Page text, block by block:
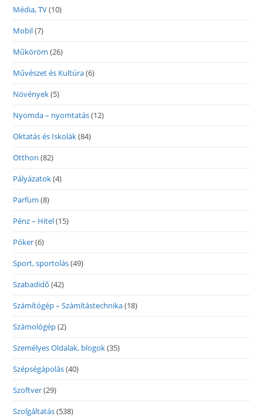
Média, TV(10)
Mobil(7)
Műköröm (26)
Művészet és Kultúra(6)
Növények(5)
Nyomda – nyomtatás(12)
Oktatás és Iskolák(84)
Otthon (82)
Pályázatok(4)
Parfüm (8)
Pénz – Hitel(15)
Póker(6)
Sport, sportolás(49)
Szabadidő (42)
Számítógép – Számítástechnika(18)
Számológép(2)
Személyes Oldalak, blogok(35)
Szépségápolás(40)
Szoftver(29)
Szolgáltatás(538)